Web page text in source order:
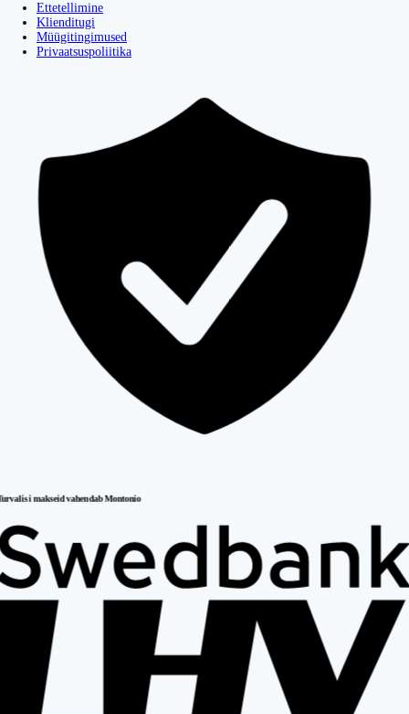
Ettetellimine
Klienditugi
Müügitingimused
Privaatsuspoliitika
makseid vahendab Montonio